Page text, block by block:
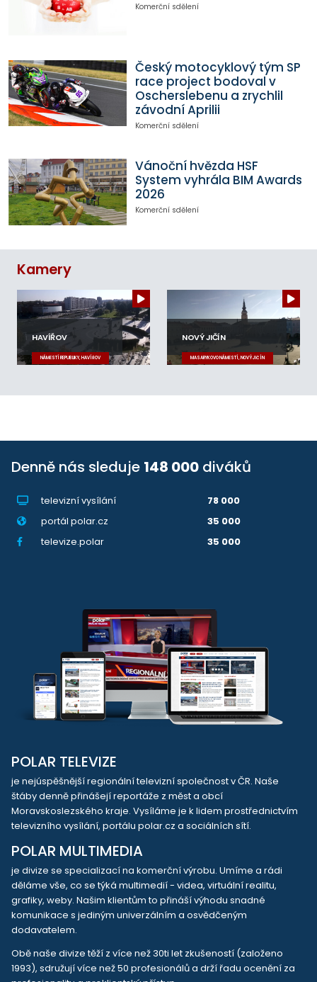
Komerční sdělení
Český motocyklový tým SP
race project bodoval v
Oscherslebenu a zrychlil
závodní Aprilii
Komerční sdělení
Vánoční hvězda HSF
System vyhrála BIM Awards
2026
Komerční sdělení
Kamery
HAVÍŘOV
NÁMĚSTÍ REPUBLIKY, HAVÍŘOV
NOVÝ JIČÍN
MASARYKOVO NÁMĚSTÍ, NOVÝ JIČÍN
Denně nás sleduje 148 000 diváků
televizní vysílání
78 000
portál polar.cz
35 000
televize.polar
35 000
POLAR TELEVIZE
je nejúspěšnější regionální televizní společnost v ČR. Naše
štáby denně přinášejí reportáže z měst a obcí
Moravskoslezského kraje. Vysíláme je k lidem prostřednictvím
televizního vysílání, portálu polar.cz a sociálních sítí.
POLAR MULTIMEDIA
je divize se specializací na komerční výrobu. Umíme a rádi
děláme vše, co se týká multimedií - videa, virtuální realitu,
grafiky, weby. Našim klientům to přináší výhodu snadné
komunikace s jediným univerzálním a osvědčeným
dodavatelem.
Obě naše divize těží z více než 30ti let zkušeností (založeno
1993), sdružují více než 50 profesionálů a drží řadu ocenění za